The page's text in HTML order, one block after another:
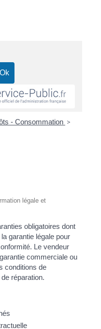
- Consommation >
légale et
obligatoires dont
garantie légale pour
Le vendeur
commerciale ou
conditions de
réparation.